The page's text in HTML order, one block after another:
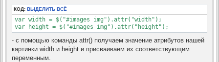
}
});
$("#amount").attr('value',width);
$("#amount2").attr('value',height);
});
</script>
КОД: ВЫДЕЛИТЬ ВСЁ
var width = $("#images img").attr("width");
var height = $("#images img").attr("height");
- с помощью команды attr() получаем значение атрибутов нашей
картинки width и height и присваиваем их соответствующим
переменным.